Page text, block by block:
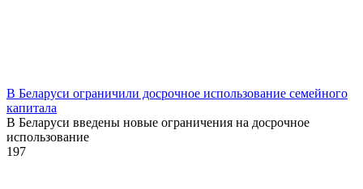
В Беларуси ограничили досрочное использование семейного
капитала
В Беларуси введены новые ограничения на досрочное
использование
197